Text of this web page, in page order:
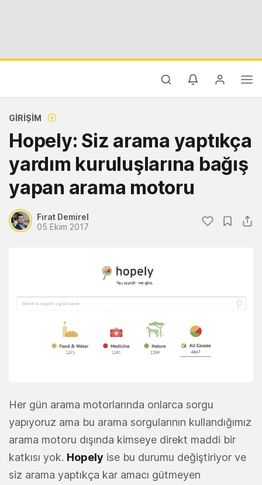
GIRIŞIM
Hopely: Siz arama yaptıkça
yardım kuruluşlarına bağış
yapan arama motoru
Fırat Demirel
05 Ekim 2017
Her gün arama motorlarında onlarca sorgu
yapıyoruz ama bu arama sorgularının kullandığımız
arama motoru dışında kimseye direkt maddi bir
katkısı yok. Hopely ise bu durumu değiştiriyor ve
siz arama yaptıkça kar amacı gütmeyen